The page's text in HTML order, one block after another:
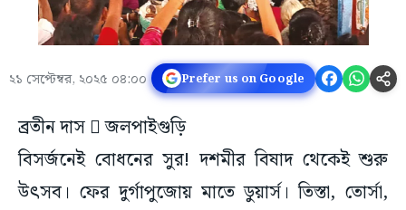
২১ সেপ্টেম্বর, ২০২৫ ০৪:০০ Prefer us on Google
ব্রতীন দাস  জলপাইগুড়ি
বিসর্জনেই বোধনের সুর! দশমীর বিষাদ থেকেই শুরু
উৎসব। ফের দুর্গাপুজোয় মাতে ডুয়ার্স। তিস্তা, তোর্সা,